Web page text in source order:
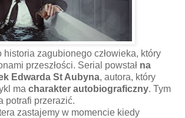
historia zagubionego człowieka, który
przeszłości. Serial powstał na
Edwarda St Aubyna, autora, który
ma charakter autobiograficzny. Tym
potrafi przerazić.
zastajemy w momencie kiedy